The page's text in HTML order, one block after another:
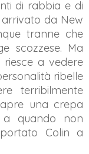
di rabbia e di
da New
tranne che
scozzese. Ma
a vedere
ribelle
terribilmente
una crepa
a quando non
Colin a